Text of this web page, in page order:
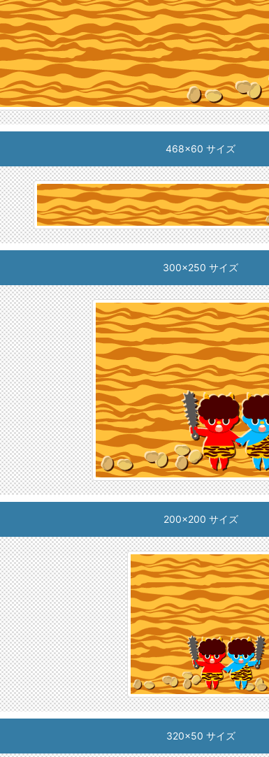
468x60 サイズ
300x250 サイズ
200x200 サイズ
320x50 サイズ